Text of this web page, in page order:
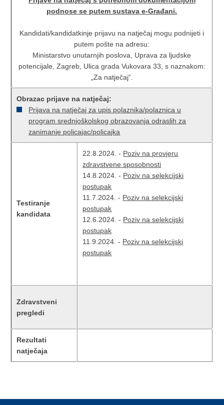
podnose se putem sustava e-Građani.
Kandidati/kandidatkinje prijavu na natječaj mogu podnijeti i
putem pošte na adresu:
Ministarstvo unutarnjih poslova, Uprava za ljudske
potencijale, Zagreb, Ulica grada Vukovara 33, s naznakom:
„Za natječaj“.
Obrazac prijave na natječaj:
Prijava na natječaj za upis polaznika/polaznica u
program srednjoškolskog obrazovanja odraslih za
zanimanje policajac/policajka
Testiranje
kandidata
22.8.2024. - Poziv na provjeru
zdravstvene sposobnosti
14.8.2024. - Poziv na selekcijski
postupak
11.7.2024. - Poziv na selekcijski
postupak
12.6.2024. - Poziv na selekcijski
postupak
11.9.2024. - Poziv na selekcijski
postupak
Zdravstveni
pregledi
Rezultati
natječaja